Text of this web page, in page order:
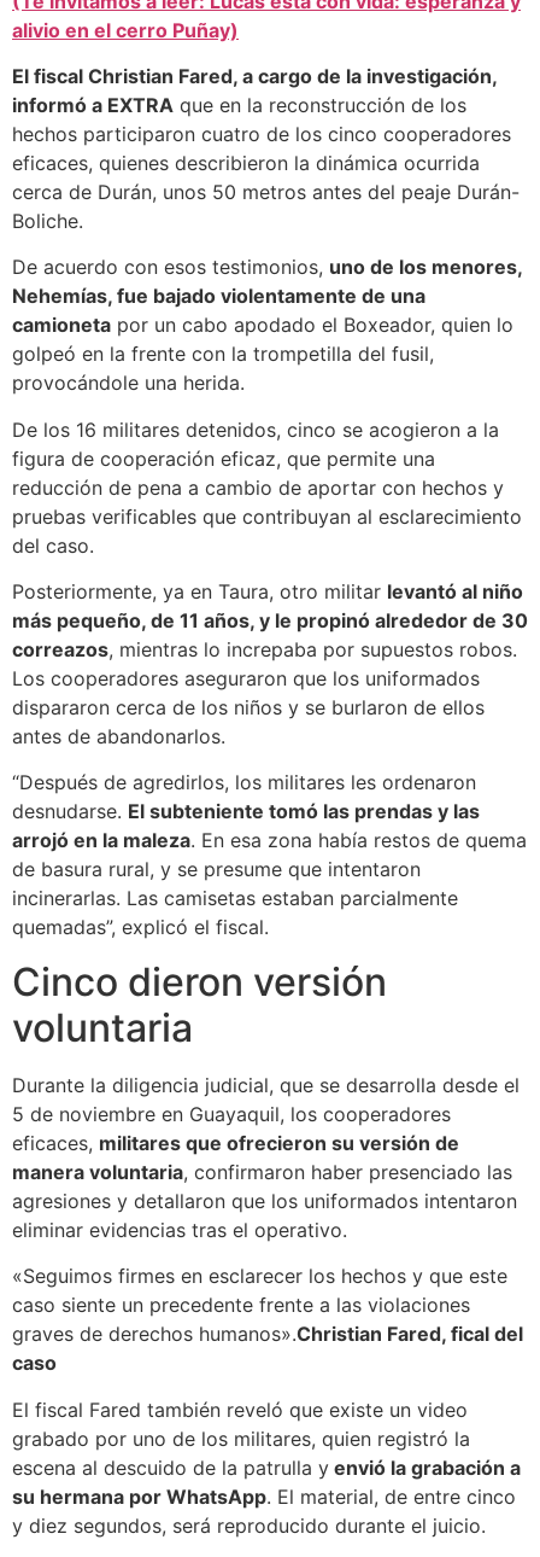
alivio en el cerro Puñay)
El fiscal Christian Fared, a cargo de la investigación,
informó a EXTRA que en la reconstrucción de los
hechos participaron cuatro de los cinco cooperadores
eficaces, quienes describieron la dinámica ocurrida
cerca de Durán, unos 50 metros antes del peaje Durán-
Boliche.
De acuerdo con esos testimonios, uno de los menores,
Nehemías, fue bajado violentamente de una
camioneta por un cabo apodado el Boxeador, quien lo
golpeó en la frente con la trompetilla del fusil,
provocándole una herida.
De los 16 militares detenidos, cinco se acogieron a la
figura de cooperación eficaz, que permite una
reducción de pena a cambio de aportar con hechos y
pruebas verificables que contribuyan al esclarecimiento
del caso.
Posteriormente, ya en Taura, otro militar levantó al niño
más pequeño, de 11 años, y le propinó alrededor de 30
correazos, mientras lo increpaba por supuestos robos.
Los cooperadores aseguraron que los uniformados
dispararon cerca de los niños y se burlaron de ellos
antes de abandonarlos.
“Después de agredirlos, los militares les ordenaron
desnudarse. El subteniente tomó las prendas y las
arrojó en la maleza. En esa zona había restos de quema
de basura rural, y se presume que intentaron
incinerarlas. Las camisetas estaban parcialmente
quemadas”, explicó el fiscal.
Cinco dieron versión
voluntaria
Durante la diligencia judicial, que se desarrolla desde el
5 de noviembre en Guayaquil, los cooperadores
eficaces, militares que ofrecieron su versión de
manera voluntaria, confirmaron haber presenciado las
agresiones y detallaron que los uniformados intentaron
eliminar evidencias tras el operativo.
«Seguimos firmes en esclarecer los hechos y que este
caso siente un precedente frente a las violaciones
graves de derechos humanos».Christian Fared, fical del
caso
El fiscal Fared también reveló que existe un video
grabado por uno de los militares, quien registró la
escena al descuido de la patrulla y envió la grabación a
su hermana por WhatsApp. El material, de entre cinco
y diez segundos, será reproducido durante el juicio.